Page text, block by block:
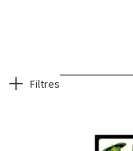
Filtres